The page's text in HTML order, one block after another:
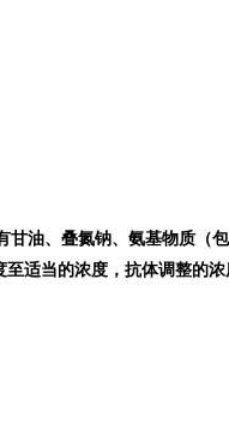
油、叠氮钠、氨基物质
适当的浓度，抗体调整